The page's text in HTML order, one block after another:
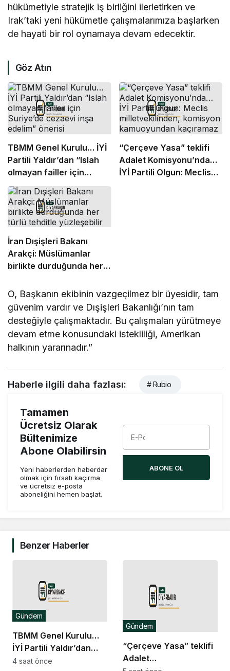
hükümetiyle stratejik iş birliğini ilerletirken ve
Irak’taki yeni hükümetle çalışmalarımıza başlarken
de hayati bir rol oynamaya devam edecektir.
Göz Atın
TBMM Genel Kurulu… İYİ
Partili Yaldır’dan “Islah
olmayan failler için
Suriye’de cezaevi inşa
edelim” önerisi
“Çerçeve Yasa” teklifi
Adalet Komisyonu’nda…
İYİ Partili Olgun: Meclis
İran Dışişleri Bakanı
Arakçi: Müslümanlar
birlikte durduğunda her
O, Başkanın ekibinin vazgeçilmez bir üyesidir, tam
güvenim vardır ve Dışişleri Bakanlığı’nın tam
desteğiyle çalışmaktadır. Bu çalışmaları yürütmeye
devam etme konusundaki istekliliği, Amerikan
halkının yararınadır.”
Haberle ilgili daha fazlası: # Rubio
Tamamen
Ücretsiz Olarak
Bültenimize
Abone Olabilirsin
Yeni haberlerden haberdar
olmak için fırsatı kaçırma
ve ücretsiz e-posta
aboneliğini hemen başlat.
ABONE OL
Benzer Haberler
TBMM Genel Kurulu…
İYİ Partili Yaldır’dan
“Islah olmayan failler
Gündem
4 saat önce
“Çerçeve Yasa” teklifi
Adalet
Gündem